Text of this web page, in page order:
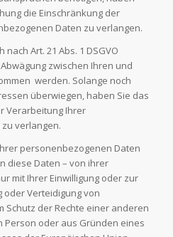
die Einschränkung der
Daten zu verlangen.
Art. 21 Abs. 1 DSGVO
zwischen Ihren und
werden. Solange noch
überwiegen, haben Sie das
Verarbeitung Ihrer
verlangen.
personenbezogenen Daten
diese Daten – von ihrer
mit Ihrer Einwilligung oder zur
oder Verteidigung von
Schutz der Rechte einer anderen
oder aus Gründen eines